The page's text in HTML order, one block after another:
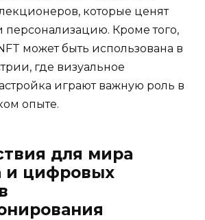
которые ценят
персонализацию. Кроме того,
может быть использована в
где визуальное
играют важную роль в
опыте.
для мира
и цифровых